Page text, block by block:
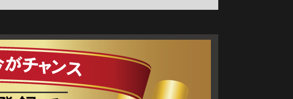
進む